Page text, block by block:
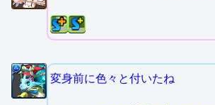
変身前に色々と付いたね